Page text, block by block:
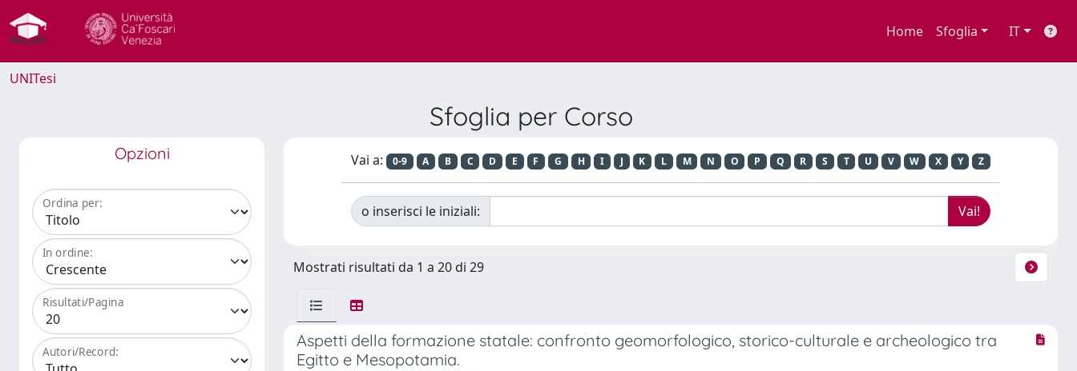
Home Sfoglia IT
UNITesi
Sfoglia per Corso
Opzioni
Ordina per:
In ordine:
Risultati/Pagina
Autori/Record:
Vai a: 0-9 A B C D E F G H I J K L M N O P Q R S T U V W X Y Z
o inserisci le iniziali:
Mostrati risultati da 1 a 20 di 29
Aspetti della formazione statale: confronto geomorfologico, storico-culturale e archeologico tra
Egitto e Mesopotamia.